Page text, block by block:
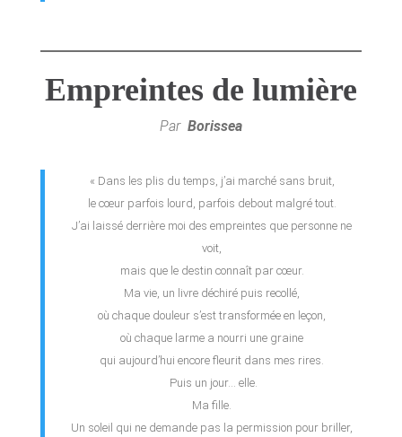
Empreintes de lumière
Par Borissea
« Dans les plis du temps, j’ai marché sans bruit,
le cœur parfois lourd, parfois debout malgré tout.
J’ai laissé derrière moi des empreintes que personne ne
voit,
mais que le destin connaît par cœur.
Ma vie, un livre déchiré puis recollé,
où chaque douleur s’est transformée en leçon,
où chaque larme a nourri une graine
qui aujourd’hui encore fleurit dans mes rires.
Puis un jour… elle.
Ma fille.
Un soleil qui ne demande pas la permission pour briller,